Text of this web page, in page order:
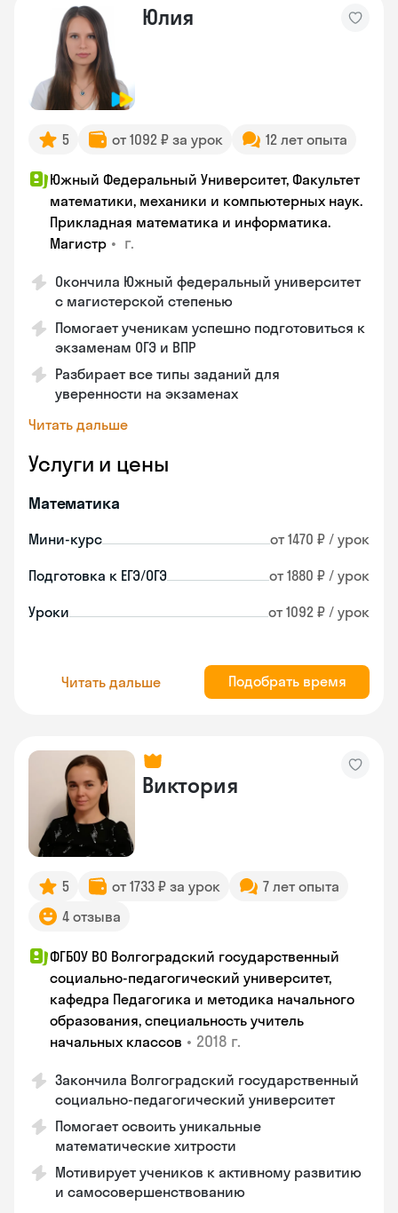
Юлия
5 от 1092 ₽ за урок 12 лет опыта
Южный Федеральный Университет, Факультет
математики, механики и компьютерных наук.
Прикладная математика и информатика.
Магистр • г.
Окончила Южный федеральный университет
с магистерской степенью
Помогает ученикам успешно подготовиться к
экзаменам ОГЭ и ВПР
Разбирает все типы заданий для
уверенности на экзаменах
Читать дальше
Услуги и цены
Математика
Мини-курс от 1470 ₽ / урок
Подготовка к ЕГЭ/ОГЭ от 1880 ₽ / урок
Уроки от 1092 ₽ / урок
Читать дальше Подобрать время
Виктория
5 от 1733 ₽ за урок
7 лет опыта
4 отзыва
ФГБОУ ВО Волгоградский государственный
социально-педагогический университет,
кафедра Педагогика и методика начального
образования, специальность учитель
начальных классов • 2018 г.
Закончила Волгоградский государственный
социально-педагогический университет
Помогает освоить уникальные
математические хитрости
Мотивирует учеников к активному развитию
и самосовершенствованию